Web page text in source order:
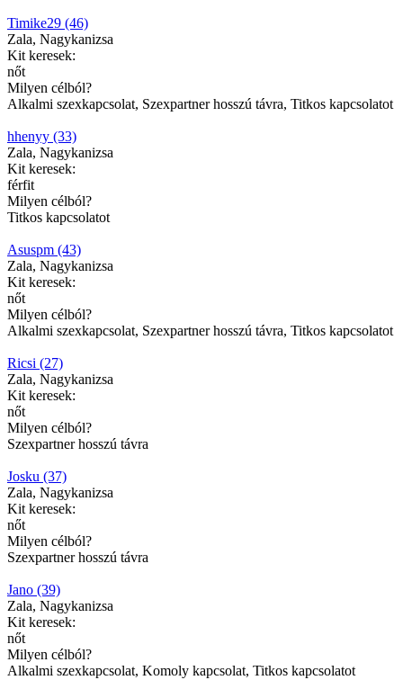
Timike29 (46)
Zala, Nagykanizsa
Kit keresek:
nőt
Milyen célból?
Alkalmi szexkapcsolat, Szexpartner hosszú távra, Titkos kapcsolatot
hhenyy (33)
Zala, Nagykanizsa
Kit keresek:
férfit
Milyen célból?
Titkos kapcsolatot
Asuspm (43)
Zala, Nagykanizsa
Kit keresek:
nőt
Milyen célból?
Alkalmi szexkapcsolat, Szexpartner hosszú távra, Titkos kapcsolatot
Ricsi (27)
Zala, Nagykanizsa
Kit keresek:
nőt
Milyen célból?
Szexpartner hosszú távra
Josku (37)
Zala, Nagykanizsa
Kit keresek:
nőt
Milyen célból?
Szexpartner hosszú távra
Jano (39)
Zala, Nagykanizsa
Kit keresek:
nőt
Milyen célból?
Alkalmi szexkapcsolat, Komoly kapcsolat, Titkos kapcsolatot